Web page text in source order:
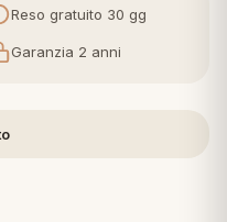
Reso gratuito 30 gg
Garanzia 2 anni